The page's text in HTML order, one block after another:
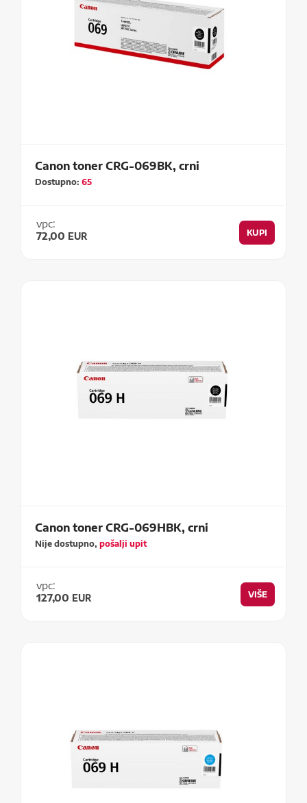
Canon toner CRG-069BK, crni
Dostupno:65
vpc:
72,00 EUR KUPI
Canon toner CRG-069HBK, crni
Nije dostupno,pošalji upit
vpc:
127,00 EUR VIŠE